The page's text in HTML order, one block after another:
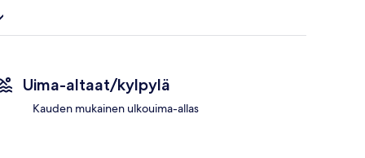
Uima-altaat/kylpylä
Kauden mukainen ulkouima-allas